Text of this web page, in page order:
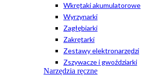
Wkrętaki akumulatorowe
Wyrzynarki
Zagłębiarki
Zakrętarki
Zestawy elektronarzędzi
Zszywacze i gwoździarki
Narzędzia ręczne